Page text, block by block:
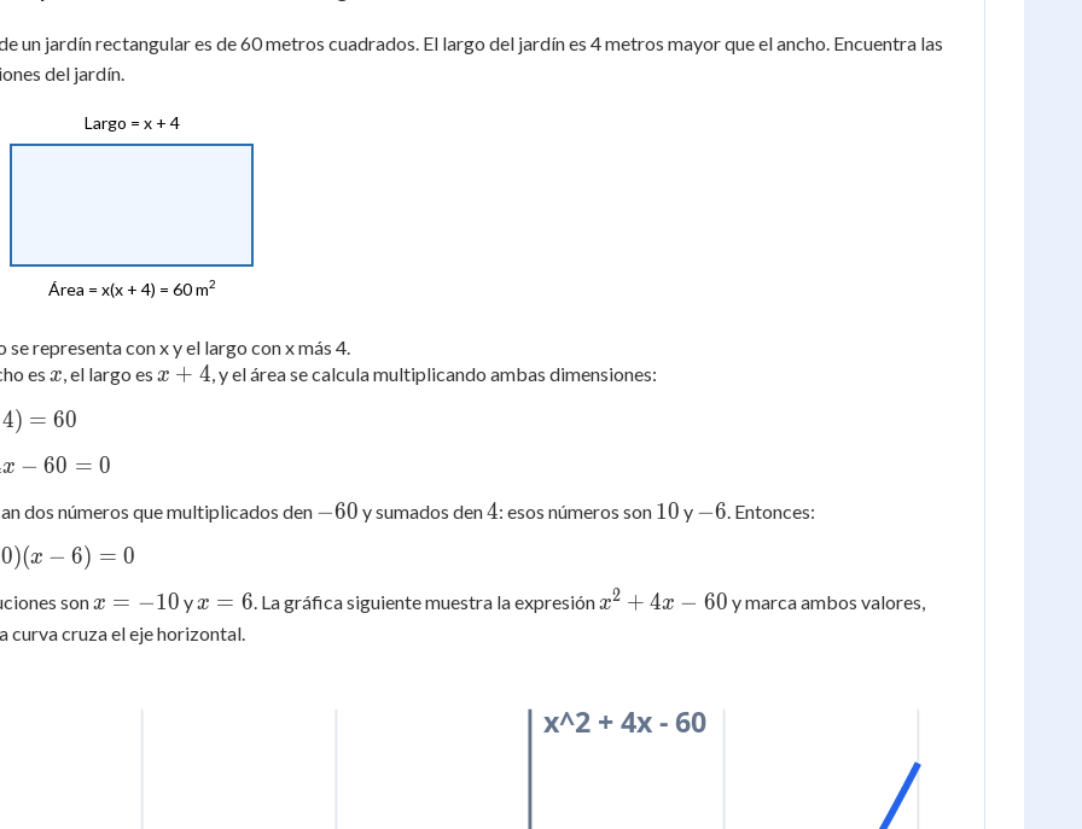
un jardín rectangular es de 60 metros cuadrados. El largo del jardín es 4 metros mayor que el ancho. Encuentra las
del jardín.
Largo = x + 4
Área = x(x + 4) = 60 m2
se representa con x y el largo con x más 4.
es x
x, el largo es x
x + 4, y el área se calcula multiplicando ambas dimensiones:
4) = 60
x − 60 = 0
dos números que multiplicados den -60
−60 y sumados den4
4: esos números son 10
10 y -6
−6. Entonces:
)(x − 6) = 0
son x
=
x = −10 y x
=
x = 6. La gráfica siguiente muestra la expresión x^2
60
x2 + 4x − 60 y marca ambos valores,
curva cruza el eje horizontal.
x^2 + 4x - 60